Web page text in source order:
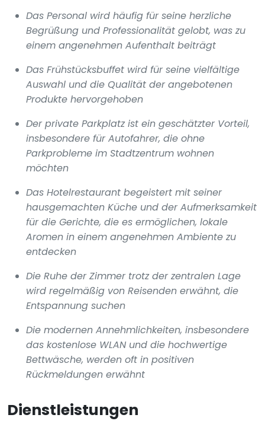
Das Personal wird häufig für seine herzliche
Begrüßung und Professionalität gelobt, was zu
einem angenehmen Aufenthalt beiträgt
Das Frühstücksbuffet wird für seine vielfältige
Auswahl und die Qualität der angebotenen
Produkte hervorgehoben
Der private Parkplatz ist ein geschätzter Vorteil,
insbesondere für Autofahrer, die ohne
Parkprobleme im Stadtzentrum wohnen
möchten
Das Hotelrestaurant begeistert mit seiner
hausgemachten Küche und der Aufmerksamkeit
für die Gerichte, die es ermöglichen, lokale
Aromen in einem angenehmen Ambiente zu
entdecken
Die Ruhe der Zimmer trotz der zentralen Lage
wird regelmäßig von Reisenden erwähnt, die
Entspannung suchen
Die modernen Annehmlichkeiten, insbesondere
das kostenlose WLAN und die hochwertige
Bettwäsche, werden oft in positiven
Rückmeldungen erwähnt
Dienstleistungen